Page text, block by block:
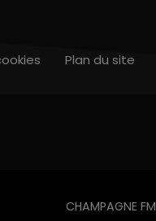
CHAMPAGNE FM
Plan du site